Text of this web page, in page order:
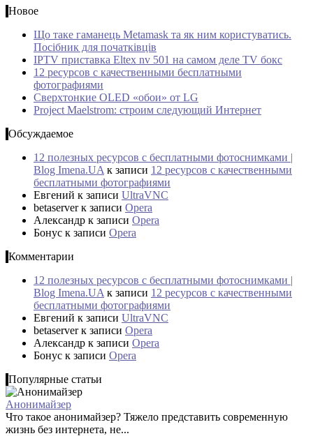
Новое
Що таке гаманець Metamask та як ним користуватись.
Посібник для початківців
IPTV приставка Eltex nv 501 на самом деле TV бокс
12 ресурсов с качественными бесплатными
фотографиями
Сверхтонкие OLED «обои» от LG
Project Maelstrom: строим следующий Интернет
Обсуждаемое
12 полезных ресурсов с бесплатными фотоснимками |
Blog Imena.UA к записи 12 ресурсов с качественными
бесплатными фотографиями
Евгений к записи UltraVNC
betaserverк записи Opera
Александр к записи Opera
Бонус к записи Opera
Комментарии
12 полезных ресурсов с бесплатными фотоснимками |
Blog Imena.UA к записи 12 ресурсов с качественными
бесплатными фотографиями
Евгений к записи UltraVNC
betaserverк записи Opera
Александр к записи Opera
Бонус к записи Opera
Популярные статьи
Анонимайзер
Что такое анонимайзер? Тяжело представить современную
жизнь без интернета, не...